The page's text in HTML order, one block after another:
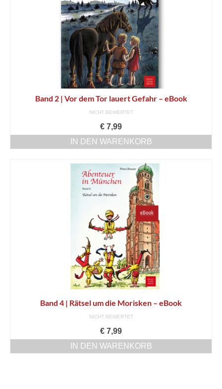
Band 2 | Vor dem Tor lauert Gefahr – eBook
NICHT BEWERTET
€ 7,99
IN DEN WARENKORB
Band 4 | Rätsel um die Morisken – eBook
NICHT BEWERTET
€ 7,99
IN DEN WARENKORB